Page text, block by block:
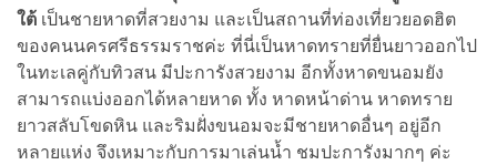
ใต้ เป็นชายหาดที่สวยงาม และเป็นสถานที่ท่องเที่ยวยอดฮิต
ของคนนครศรีธรรมราชค่ะ ที่นี่เป็นหาดทรายที่ยื่นยาวออกไป
ในทะเลคู่กับทิวสน มีปะการังสวยงาม อีกทั้งหาดขนอมยัง
สามารถแบ่งออกได้หลายหาด ทั้ง หาดหน้าด่าน หาดทราย
ยาวสลับโขดหิน และริมฝั่งขนอมจะมีชายหาดอื่นๆ อยู่อีก
หลายแห่ง จึงเหมาะกับการมาเล่นน้ำ ชมปะการังมากๆ ค่ะ